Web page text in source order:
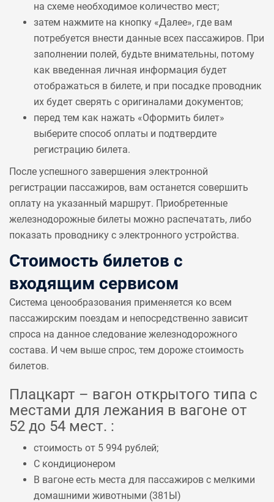
на схеме необходимое количество мест;
затем нажмите на кнопку «Далее», где вам
потребуется внести данные всех пассажиров. При
заполнении полей, будьте внимательны, потому
как введенная личная информация будет
отображаться в билете, и при посадке проводник
их будет сверять с оригиналами документов;
перед тем как нажать «Оформить билет»
выберите способ оплаты и подтвердите
регистрацию билета.
После успешного завершения электронной
регистрации пассажиров, вам останется совершить
оплату на указанный маршрут. Приобретенные
железнодорожные билеты можно распечатать, либо
показать проводнику с электронного устройства.
Стоимость билетов с
входящим сервисом
Система ценообразования применяется ко всем
пассажирским поездам и непосредственно зависит
спроса на данное следование железнодорожного
состава. И чем выше спрос, тем дороже стоимость
билетов.
Плацкарт – вагон открытого типа с
местами для лежания в вагоне от
52 до 54 мест. :
стоимость от 5 994 рублей;
С кондиционером
В вагоне есть места для пассажиров с мелкими
домашними животными (381Ы)